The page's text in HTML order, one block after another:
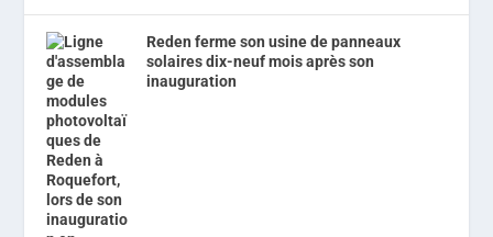
Reden ferme son usine de panneaux
solaires dix-neuf mois après son
inauguration